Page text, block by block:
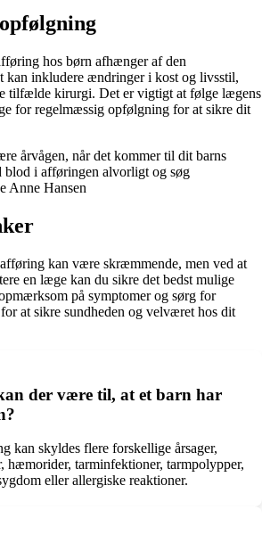
hos børn afhænger af den
kan inkludere ændringer i kost og livsstil,
tilfælde kirurgi. Det er vigtigt at følge lægens
for regelmæssig opfølgning for at sikre dit
årvågen, når det kommer til dit barns
blod i afføringen alvorligt og søg
Anne Hansen
kan være skræmmende, men ved at
en læge kan du sikre det bedst mulige
på symptomer og sørg for
at sikre sundheden og velværet hos dit
der være til, at et barn har
kan skyldes flere forskellige årsager,
hæmorider, tarminfektioner, tarmpolypper,
eller allergiske reaktioner.